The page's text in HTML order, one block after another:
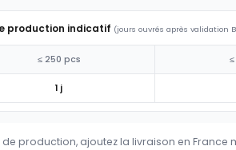
production indicatif (jours ouvrés après validation
≤ 250 pcs
1 j
de production, ajoutez la livraison en France